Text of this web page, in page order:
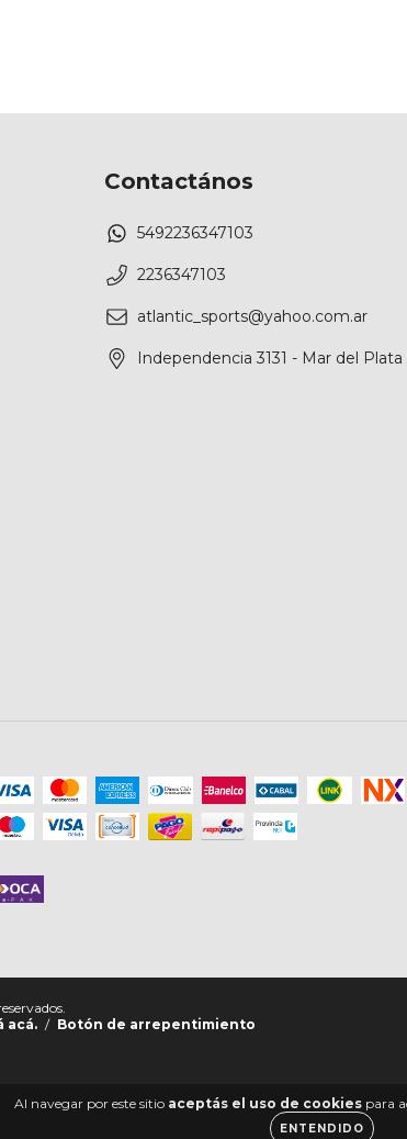
Al navegar por este sitio aceptás el uso de cookies para
ENTENDIDO
Contactános
5492236347103
2236347103
atlantic_sports@yahoo.com.ar
Independencia 3131 - Mar del Plata
acá. / Botón de arrepentimiento